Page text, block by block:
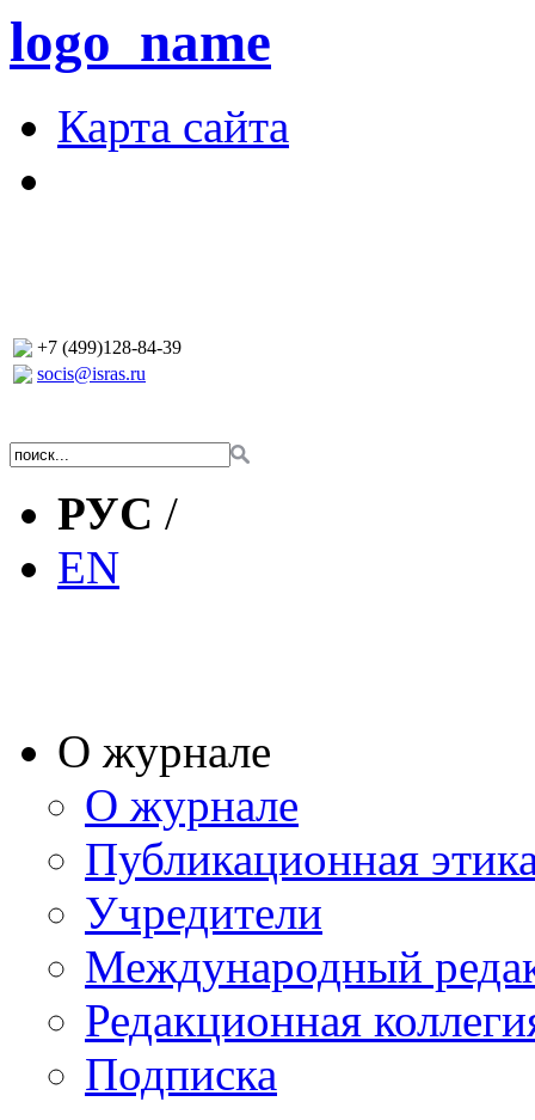
logo_name
Карта сайта
+7 (499)128-84-39
socis@isras.ru
РУС /
EN
О журнале
О журнале
Публикационная
Учредители
Международный
Редакционная
Подписка